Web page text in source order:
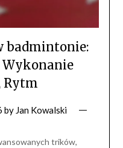
badmintonie:
Wykonanie
Rytm
by Jan Kowalski
trików,